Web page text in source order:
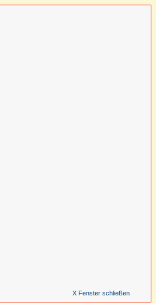
X Fenster schließen